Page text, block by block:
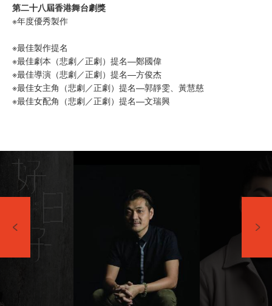
第二十八屆香港舞台劇獎
※年度優秀製作
※最佳製作提名
※最佳劇本（悲劇／正劇）提名—鄭國偉
※最佳導演（悲劇／正劇）提名—方俊杰
※最佳女主角（悲劇／正劇）提名—郭靜雯、黃慧慈
※最佳女配角（悲劇／正劇）提名—文瑞興